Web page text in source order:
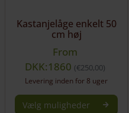
Kastanjelåge enkelt 50
cm høj
From
DKK:1860 €250,00
Levering inden for 8 uger
Vælg muligheder